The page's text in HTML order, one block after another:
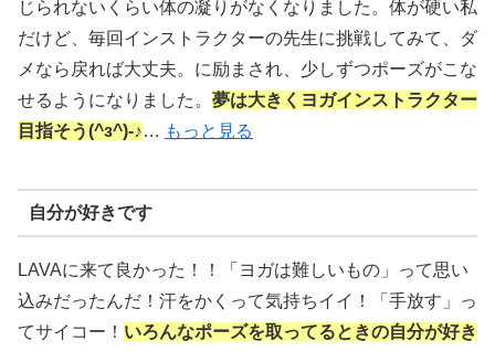
じられないくらい体の凝りがなくなりました。体が硬い私
だけど、毎回インストラクターの先生に挑戦してみて、ダ
メなら戻れば大丈夫。に励まされ、少しずつポーズがこな
せるようになりました。 夢は大きくヨガインストラクター
目指そう(^з^)-♪… もっと見る
自分が好きです
LAVAに来て良かった！！「ヨガは難しいもの」って思い
込みだったんだ！汗をかくって気持ちイイ！「手放す」っ
てサイコー！ いろんなポーズを取ってるときの自分が好き